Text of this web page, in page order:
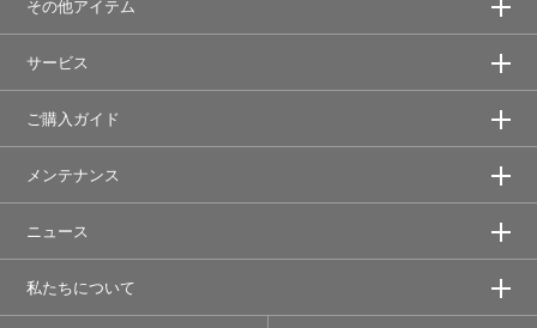
その他アイテム
サービス
ご購入ガイド
メンテナンス
ニュース
私たちについて